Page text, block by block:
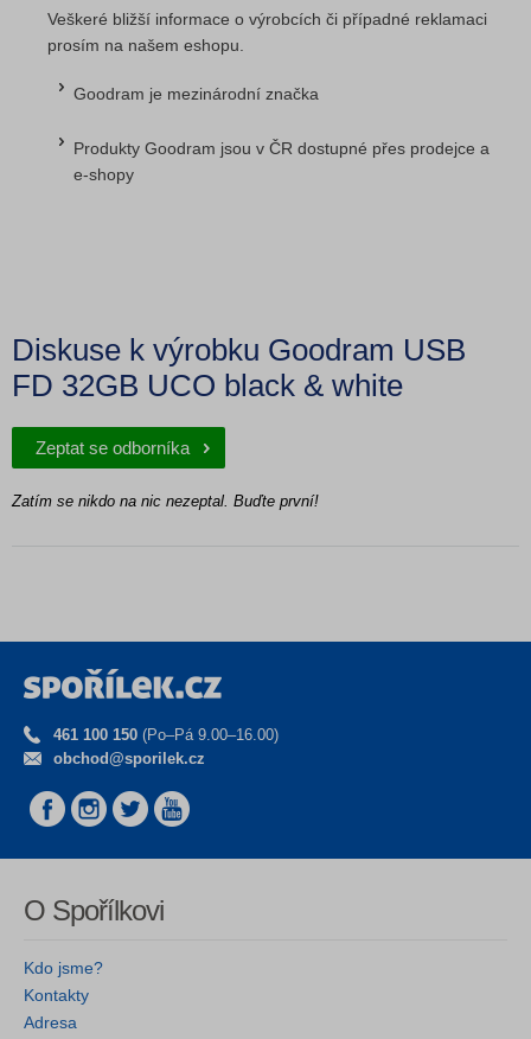
Veškeré bližší informace o výrobcích či případné reklamaci
prosím na našem eshopu.
Goodram je mezinárodní značka
Produkty Goodram jsou v ČR dostupné přes prodejce a
e‑shopy
Diskuse k výrobku Goodram USB
FD 32GB UCO black & white
Zeptat se odborníka
Zatím se nikdo na nic nezeptal. Buďte první!
461 100 150 (Po–Pá 9.00–16.00)
obchod@sporilek.cz
O Spořílkovi
Kdo jsme?
Kontakty
Adresa